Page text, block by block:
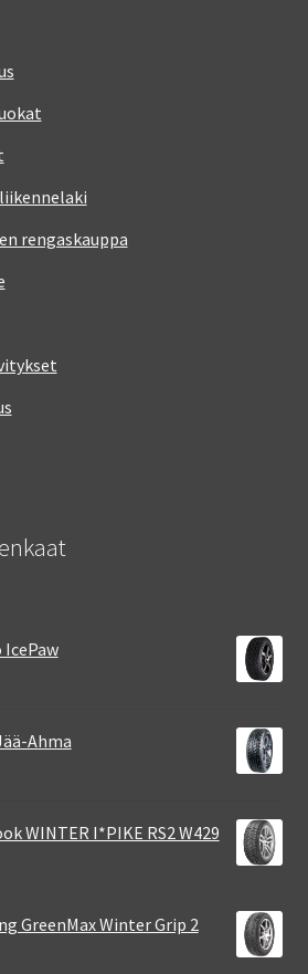
rengaskauppa
Ahma
WINTER I*PIKE RS2 W429
GreenMax Winter Grip 2